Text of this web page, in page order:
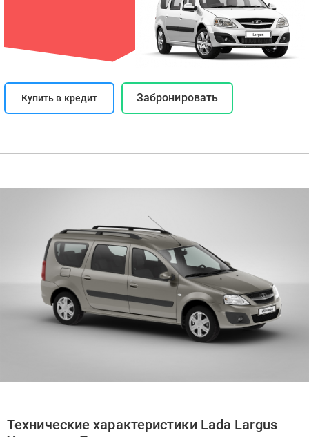
Купить в кредит Забронировать
Технические характеристики Lada Largus